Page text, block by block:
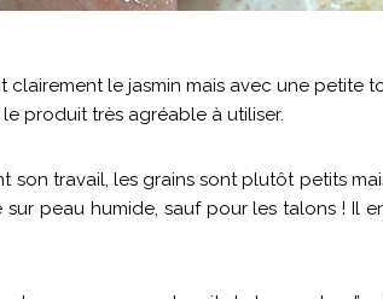
clairement le jasmin mais avec une petite
produit très agréable à utiliser.
son travail, les grains sont plutôt petits
sur peau humide, sauf pour les talons ! Il